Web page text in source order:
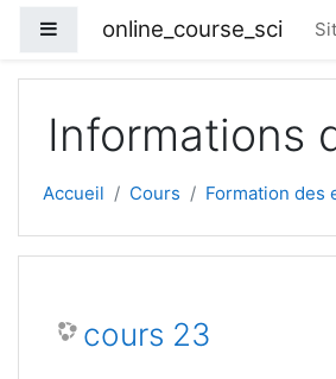
Panneau latéral
online_course_sci
Informations
Accueil Cours Formation des
cours 23